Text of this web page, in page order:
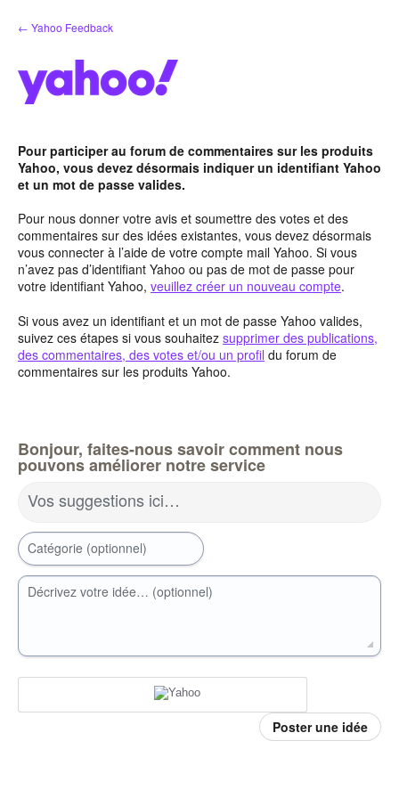
Aller
au
← Yahoo Feedback
Pour participer au forum de commentaires sur les produits
Yahoo, vous devez désormais indiquer un identifiant Yahoo
et un mot de passe valides.
Pour nous donner votre avis et soumettre des votes et des
commentaires sur des idées existantes, vous devez désormais
vous connecter à l’aide de votre compte mail Yahoo. Si vous
n’avez pas d’identifiant Yahoo ou pas de mot de passe pour
votre identifiant Yahoo, veuillez créer un nouveau compte.
Si vous avez un identifiant et un mot de passe Yahoo valides,
suivez ces étapes si vous souhaitez supprimer des publications,
des commentaires, des votes et/ou un profil du forum de
commentaires sur les produits Yahoo.
Bonjour, faites-nous savoir comment nous
pouvons améliorer notre service
Vos suggestions ici…
Catégorie (optionnel)
Décrivez votre idée… (optionnel)
Poster une idée